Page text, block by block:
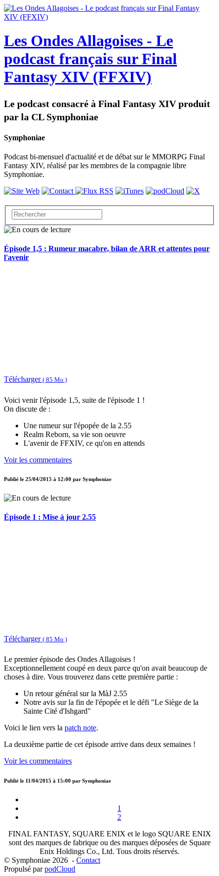
Les Ondes Allagoises - Le
podcast français sur Final
Fantasy XIV (FFXIV)
Le podcast consacré à Final Fantasy XIV produit
par la CL Symphoniae
Symphoniae
Podcast bi-mensuel d'actualité et de débat sur le MMORPG Final
Fantasy XIV, réalisé par les membres de la compagnie libre
Symphoniae.
Épisode 1,5 : Rumeur macabre, bilan de ARR et attentes pour
l'avenir
Télécharger ( 85 Mo )
Voici venir l'épisode 1,5, suite de l'épisode 1 !
On discute de :
Une rumeur sur l'épopée de la 2.55
Realm Reborn, sa vie son oeuvre
L'avenir de FFXIV, ce qu'on en attends
Voir les commentaires
Publié le 25/04/2015 à 12:00 par Symphoniae
Épisode 1 : Mise à jour 2.55
Télécharger ( 85 Mo )
Le premier épisode des Ondes Allagoises !
Exceptionnellement coupé en deux parce qu'on avait beaucoup de
choses à dire. Vous trouverez dans cette première partie :
Un retour général sur la MàJ 2.55
Notre avis sur la fin de l'épopée et le défi "Le Siège de la
Sainte Cité d'Ishgard"
Voici le lien vers la patch note.
La deuxième partie de cet épisode arrive dans deux semaines !
Voir les commentaires
Publié le 11/04/2015 à 15:00 par Symphoniae
1
2
FINAL FANTASY, SQUARE ENIX et le logo SQUARE ENIX
sont des marques de fabrique ou des marques déposées de Square
Enix Holdings Co., Ltd. Tous droits réservés.
© Symphoniae 2026 - Contact
Propulsé parpodCloud